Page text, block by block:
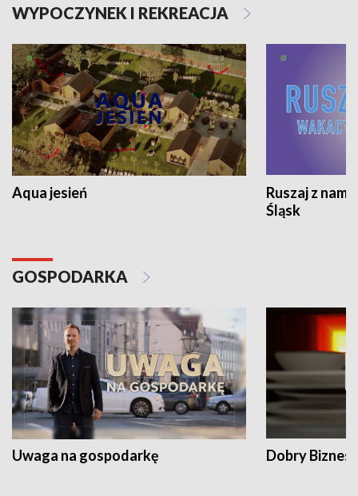
WYPOCZYNEK I REKREACJA
Aqua jesień
Ruszaj z
Śląsk
GOSPODARKA
Uwaga na gospodarkę Dobry Biznes